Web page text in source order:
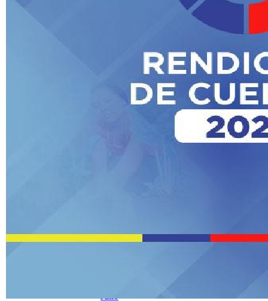
Transparencia Activa
Transparencia Activa
Transparencia
Colaborativ
Transparencia Focalizada
Transparencia Activa
Transparencia Focalizada
Transparencia
Colaborativ
Junio